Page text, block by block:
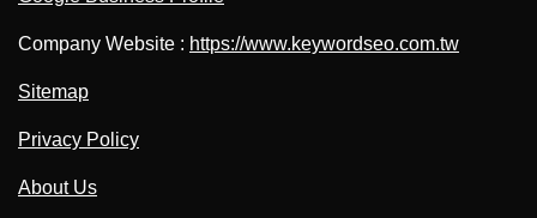
Company Website : https://www.keywordseo.com.tw
Sitemap
Privacy Policy
About Us